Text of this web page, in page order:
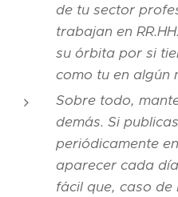
de tu sector
trabajan en
su órbita por si
como tu en algún
Sobre todo,
demás. Si
periódicamente
aparecer cada
fácil que, caso de